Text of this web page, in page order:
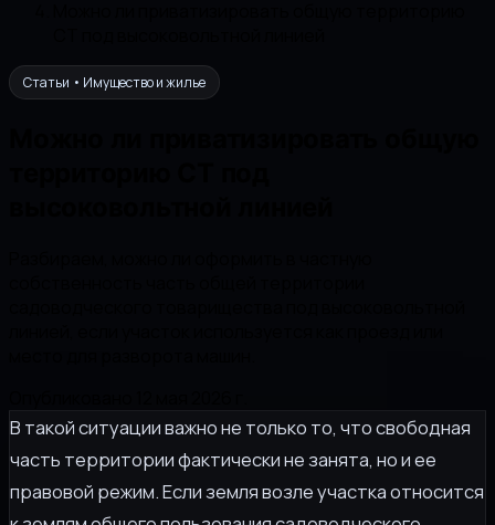
Статьи • Имущество и жилье
В такой ситуации важно не только то, что свободная
часть территории фактически не занята, но и ее
правовой режим. Если земля возле участка относится